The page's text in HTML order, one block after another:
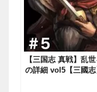
【三国志 真戦】乱
の詳細 vol5【三國志